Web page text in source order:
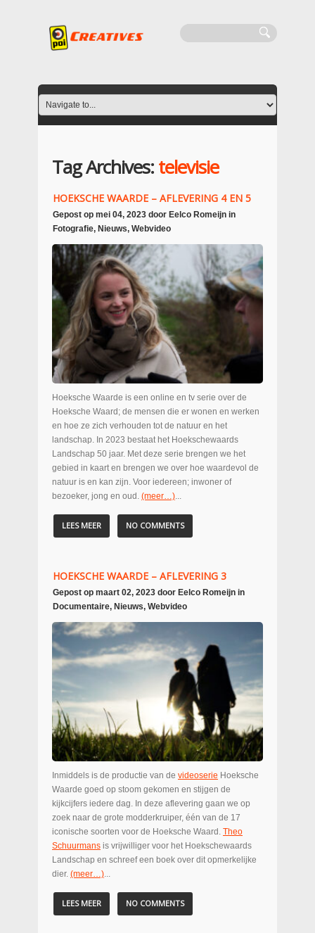
Tag Archives:televisie
HOEKSCHE WAARDE – AFLEVERING 4 EN 5
Gepost op mei 04, 2023 door Eelco Romeijn in
Fotografie, Nieuws, Webvideo
Hoeksche Waarde is een online en tv serie over de
Hoeksche Waard; de mensen die er wonen en werken
en hoe ze zich verhouden tot de natuur en het
landschap. In 2023 bestaat het Hoekschewaards
Landschap 50 jaar. Met deze serie brengen we het
gebied in kaart en brengen we over hoe waardevol de
natuur is en kan zijn. Voor iedereen; inwoner of
bezoeker, jong en oud. (meer…)...
LEES MEER NO COMMENTS
HOEKSCHE WAARDE – AFLEVERING 3
Gepost op maart 02, 2023 door Eelco Romeijn in
Documentaire, Nieuws, Webvideo
Inmiddels is de productie van de videoserie Hoeksche
Waarde goed op stoom gekomen en stijgen de
kijkcijfers iedere dag. In deze aflevering gaan we op
zoek naar de grote modderkruiper, één van de 17
iconische soorten voor de Hoeksche Waard. Theo
Schuurmans is vrijwilliger voor het Hoekschewaards
Landschap en schreef een boek over dit opmerkelijke
dier. (meer…)...
LEES MEER NO COMMENTS